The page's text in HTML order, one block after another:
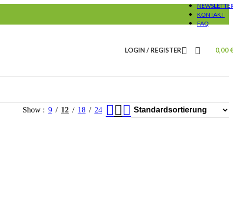
KONTAKT
FAQ
LOGIN / REGISTER 0,00
Show 9 12 18 24